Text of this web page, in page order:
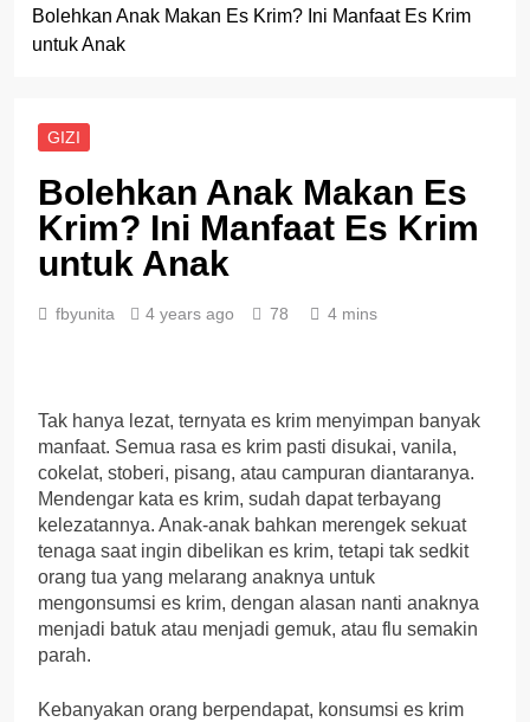
Bolehkan Anak Makan Es Krim? Ini Manfaat Es Krim
untuk Anak
GIZI
Bolehkan Anak Makan Es
Krim? Ini Manfaat Es Krim
untuk Anak
fbyunita 4 years ago 78 4 mins
Tak hanya lezat, ternyata es krim menyimpan banyak
manfaat. Semua rasa es krim pasti disukai, vanila,
cokelat, stoberi, pisang, atau campuran diantaranya.
Mendengar kata es krim, sudah dapat terbayang
kelezatannya. Anak-anak bahkan merengek sekuat
tenaga saat ingin dibelikan es krim, tetapi tak sedkit
orang tua yang melarang anaknya untuk
mengonsumsi es krim, dengan alasan nanti anaknya
menjadi batuk atau menjadi gemuk, atau flu semakin
parah.
Kebanyakan orang berpendapat, konsumsi es krim